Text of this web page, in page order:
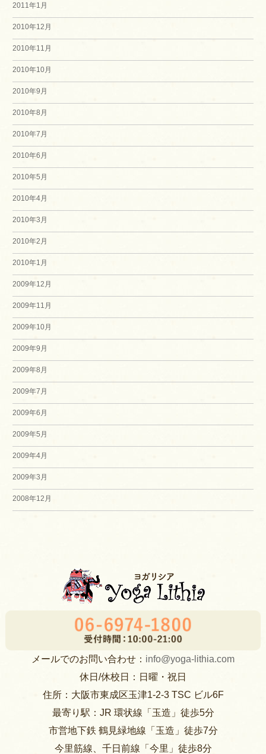
2011年1月
2010年12月
2010年11月
2010年10月
2010年9月
2010年8月
2010年7月
2010年6月
2010年5月
2010年4月
2010年3月
2010年2月
2010年1月
2009年12月
2009年11月
2009年10月
2009年9月
2009年8月
2009年7月
2009年6月
2009年5月
2009年4月
2009年3月
2008年12月
メールでのお問い合わせ： info@yoga-lithia.com
休日/休校日：日曜・祝日
住所：大阪市東成区玉津1-2-3 TSC ビル6F
最寄り駅：JR 環状線「玉造」徒歩5分
市営地下鉄 鶴見緑地線「玉造」徒歩7分
今里筋線、千日前線「今里」徒歩8分